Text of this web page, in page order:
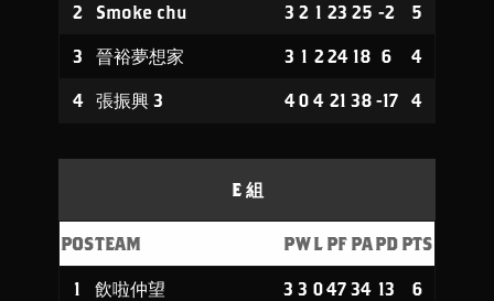
2 Smoke chu 3 2 1 23 25 -2 5
3 晉裕夢想家 3 1 224 18 6 4
4 張振興 3 40 4 21 38 -17 4
E 組
POSTEAM PWL PF PAPD PTS
1 飲啦仲望 3 3 047 34 13 6